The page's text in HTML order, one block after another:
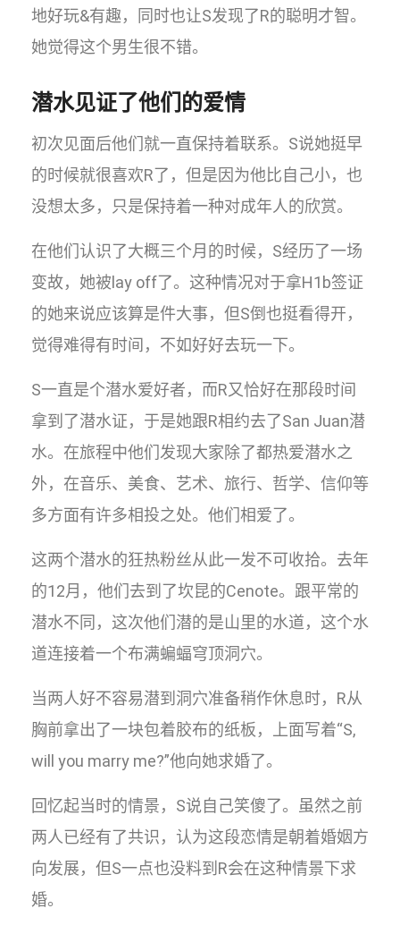
地好玩&有趣，同时也让S发现了R的聪明才智。
她觉得这个男生很不错。
潜水见证了他们的爱情
初次见面后他们就一直保持着联系。S说她挺早
的时候就很喜欢R了，但是因为他比自己小，也
没想太多，只是保持着一种对成年人的欣赏。
在他们认识了大概三个月的时候，S经历了一场
变故，她被lay off了。这种情况对于拿H1b签证
的她来说应该算是件大事，但S倒也挺看得开，
觉得难得有时间，不如好好去玩一下。
S一直是个潜水爱好者，而R又恰好在那段时间
拿到了潜水证，于是她跟R相约去了San Juan潜
水。在旅程中他们发现大家除了都热爱潜水之
外，在音乐、美食、艺术、旅行、哲学、信仰等
多方面有许多相投之处。他们相爱了。
这两个潜水的狂热粉丝从此一发不可收拾。去年
的12月，他们去到了坎昆的Cenote。跟平常的
潜水不同，这次他们潜的是山里的水道，这个水
道连接着一个布满蝙蝠穹顶洞穴。
当两人好不容易潜到洞穴准备稍作休息时，R从
胸前拿出了一块包着胶布的纸板，上面写着“S,
will you marry me?”他向她求婚了。
回忆起当时的情景，S说自己笑傻了。虽然之前
两人已经有了共识，认为这段恋情是朝着婚姻方
向发展，但S一点也没料到R会在这种情景下求
婚。